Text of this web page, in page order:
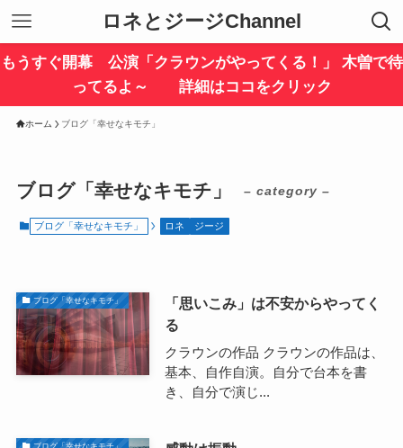
ロネとジージChannel
もうすぐ開幕 公演「クラウンがやってくる！」 木曽で待
ってるよ～ 詳細はココをクリック
ホーム ブログ「幸せなキモチ」
ブログ「幸せなキモチ」 – category –
ブログ「幸せなキモチ」 ロネ ジージ
ブログ「幸せなキモチ」
「思いこみ」は不安からやってく
る
クラウンの作品 クラウンの作品は、
基本、自作自演。自分で台本を書
き、自分で演じ...
ブログ「幸せなキモチ」